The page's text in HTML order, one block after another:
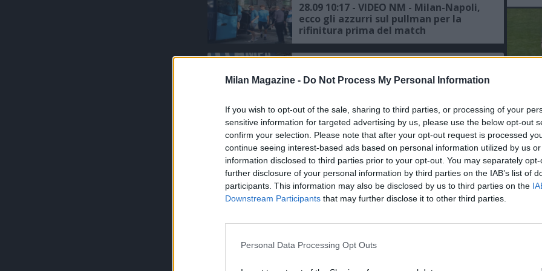
Milan Magazine - Do Not Process My Personal Information
If you wish to opt-out of the sale, sharing to third parties, or processing of your
sensitive information for targeted advertising by us, please use the below opt-out
confirm your selection. Please note that after your opt-out request is processed
continue seeing interest-based ads based on personal information utilized by us
information disclosed to third parties prior to your opt-out. You may separately
further disclosure of your personal information by third parties on the IAB’s list of
participants. This information may also be disclosed by us to third parties on the
Downstream Participants that may further disclose it to other third parties.
Personal Data Processing Opt Outs
28.09 10:17 - VIDEO NM - Milan-Napoli,
ecco gli azzurri sul pullman per la
rifinitura prima del match
Milan, Antonio e Vincenzo
Petrazzuolo presenti in Tribuna
11.02 23:09 - DAZN - Milan, Pioli:
"Importante aver vinto la gara senza
aver subìto gol"
08.02 17:30 - TWEET SSCN - Il Napoli si
prepara per il match col Milan: "Una
nuova sfida"
ottimismo sulle condizioni di
del